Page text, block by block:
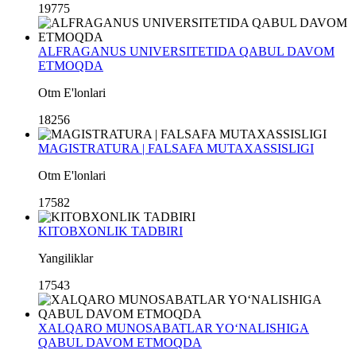
19775
ALFRAGANUS UNIVERSITETIDA QABUL DAVOM
ETMOQDA
Otm E'lonlari
18256
MAGISTRATURA | FALSAFA MUTAXASSISLIGI
Otm E'lonlari
17582
KITOBXONLIK TADBIRI
Yangiliklar
17543
XALQARO MUNOSABATLAR YO‘NALISHIGA
QABUL DAVOM ETMOQDA